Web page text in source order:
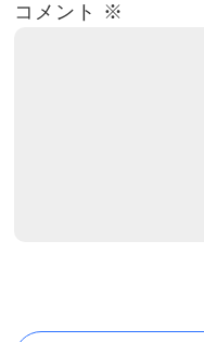
コメント ※